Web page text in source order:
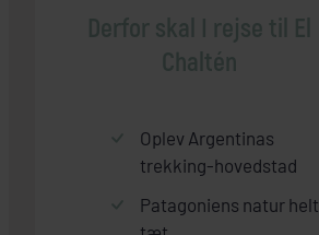
Derfor skal I rejse til El
Chaltén
Oplev Argentinas
trekking-hovedstad
Patagoniens natur helt